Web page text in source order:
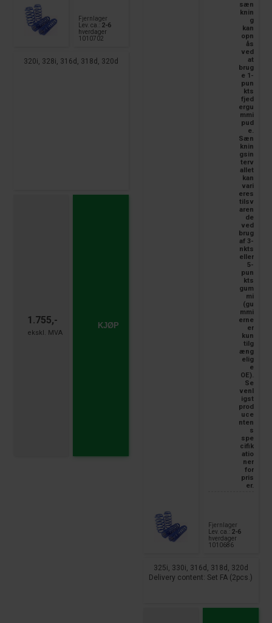
Fjernlager
Lev. ca.: 2-6
hverdager
1010702
320i, 328i, 316d, 318d, 320d
1.755,- KJØP
sæn
knin
g
kan
opn
ås
ved
at
brug
e 1-
pun
kts
fjed
ergu
mmi
pud
e.
Sæn
knin
gsin
terv
allet
kan
vari
eres
tilsv
aren
de
ved
brug
af 3-
nkts
eller
5-
pun
kts
gum
mi
(gu
mmi
erne
er
kun
tilg
æng
elig
e
OE).
Se
venl
igst
prod
uce
nten
s
spe
cifik
atio
ner
for
pris
er.
Fjernlager
Lev. ca.: 2-6
hverdager
1010686
325i, 330i, 316d, 318d, 320d
Delivery content: Set FA (2pcs.)